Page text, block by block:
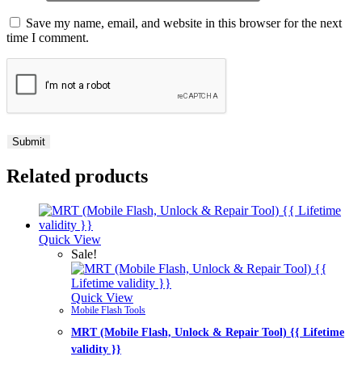
Save my name, email, and website in this browser for the next
time I comment.
Related products
Quick View
Sale!
Quick View
Mobile Flash Tools
MRT (Mobile Flash, Unlock & Repair Tool) {{ Lifetime
validity }}